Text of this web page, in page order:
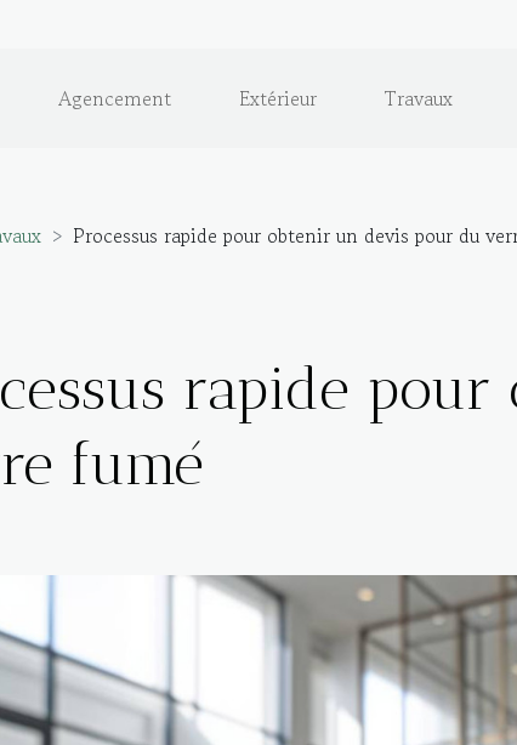
Agencement Extérieur Travaux
Processus rapide pour obtenir un devis pour du
rapide
fumé